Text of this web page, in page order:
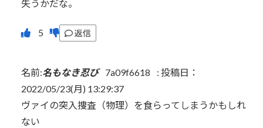
失うかだな。
返信
名前:名もなき忍び 7a09f6618 : 投稿日：
2022/05/23(月) 13:29:37
ヴァイの突入捜査（物理）を食らってしまうかもしれ
ない